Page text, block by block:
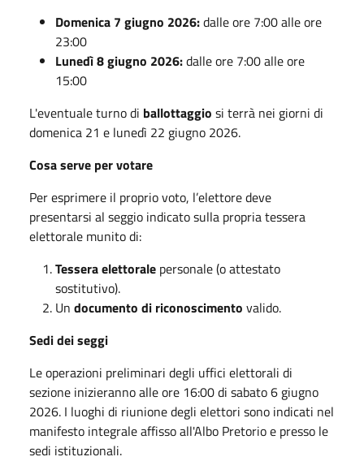
Domenica 7 giugno 2026:dalle ore 7:00 alle ore
23:00
Lunedì 8 giugno 2026:dalle ore 7:00 alle ore
15:00
L'eventuale turno di ballottaggio si terrà nei giorni di
domenica 21 e lunedì 22 giugno 2026.
Cosa serve per votare
Per esprimere il proprio voto, l’elettore deve
presentarsi al seggio indicato sulla propria tessera
elettorale munito di:
Tessera elettorale personale (o attestato
sostitutivo).
Un documento di riconoscimento valido.
Sedi dei seggi
Le operazioni preliminari degli uffici elettorali di
sezione inizieranno alle ore 16:00 di sabato 6 giugno
2026. I luoghi di riunione degli elettori sono indicati nel
manifesto integrale affisso all'Albo Pretorio e presso le
sedi istituzionali.